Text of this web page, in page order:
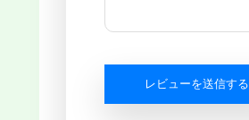
レビューを送信する